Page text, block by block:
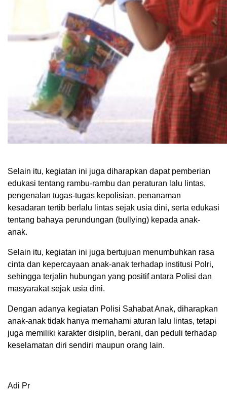
Selain itu, kegiatan ini juga diharapkan dapat pemberian
edukasi tentang rambu-rambu dan peraturan lalu lintas,
pengenalan tugas-tugas kepolisian, penanaman
kesadaran tertib berlalu lintas sejak usia dini, serta edukasi
tentang bahaya perundungan (bullying) kepada anak-
anak.
Selain itu, kegiatan ini juga bertujuan menumbuhkan rasa
cinta dan kepercayaan anak-anak terhadap institusi Polri,
sehingga terjalin hubungan yang positif antara Polisi dan
masyarakat sejak usia dini.
Dengan adanya kegiatan Polisi Sahabat Anak, diharapkan
anak-anak tidak hanya memahami aturan lalu lintas, tetapi
juga memiliki karakter disiplin, berani, dan peduli terhadap
keselamatan diri sendiri maupun orang lain.
Adi Pr